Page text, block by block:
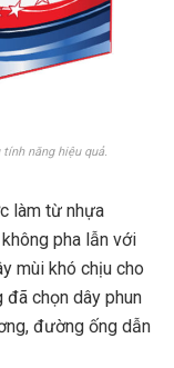
năng hiệu quả.
làm từ nhựa
pha lẫn với
mùi khó chịu cho
đã chọn dây phun
đường ống dẫn